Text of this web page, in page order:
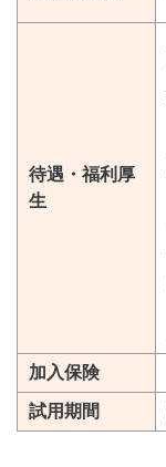
待遇・福利厚
生
加入保険
試用期間